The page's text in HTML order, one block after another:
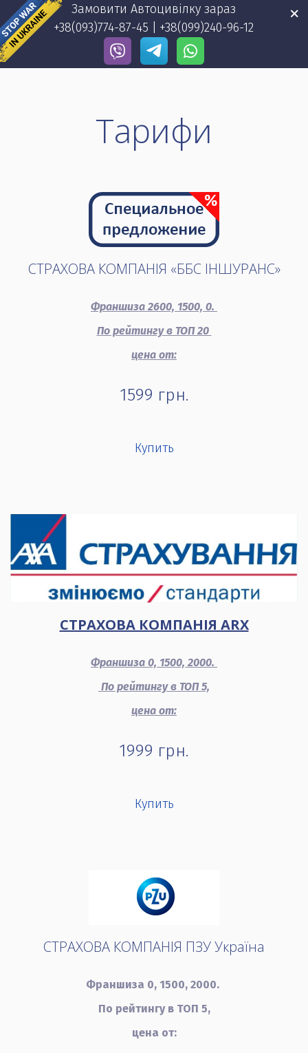
Замовити Автоцивілку зараз
+38(093)774-87-45
+38(099)240-96-12
Тарифи
СТРАХОВА КОМПАНІЯ «ББС ІНШУРАНС»
Франшиза 2600, 1500, 0.
По рейтингу в ТОП 20
цена от:
1599 грн.
Купить
СТРАХОВА КОМПАНІЯ ARX
Франшиза 0, 1500, 2000.
По рейтингу в ТОП 5,
цена от:
1999 грн.
Купить
СТРАХОВА КОМПАНІЯ ПЗУ Україна
Франшиза 0, 1500, 2000.
По рейтингу в ТОП 5,
цена от: